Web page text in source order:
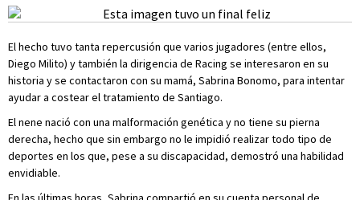
El hecho tuvo tanta repercusión que varios jugadores (entre ellos,
Diego Milito) y también la dirigencia de Racing se interesaron en su
historia y se contactaron con su mamá, Sabrina Bonomo, para intentar
ayudar a costear el tratamiento de Santiago.
El nene nació con una malformación genética y no tiene su pierna
derecha, hecho que sin embargo no le impidió realizar todo tipo de
deportes en los que, pese a su discapacidad, demostró una habilidad
envidiable.